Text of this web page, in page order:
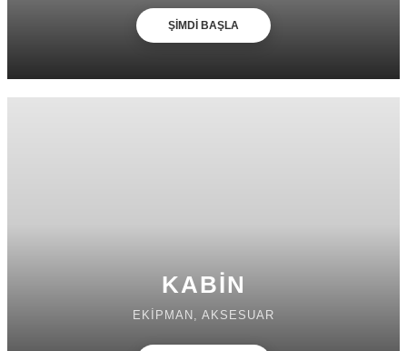
ŞİMDİ BAŞLA
KABİN
EKİPMAN, AKSESUAR